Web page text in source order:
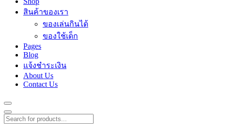
สินค้าของเรา
ของเล่นกินได้
ของใช้เด็ก
Pages
Blog
แจ้งชำระเงิน
About Us
Contact Us